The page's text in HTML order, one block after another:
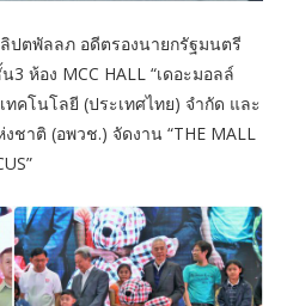
ปตพัลลภ อดีตรองนายกรัฐมนตรี
ห้อง MCC HALL “เดอะมอลล์
คโนโลยี (ประเทศไทย) จำกัด และ
าติ (อพวช.) จัดงาน “THE MALL